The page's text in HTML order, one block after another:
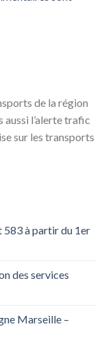
de la région
aussi l’alerte trafic
sur les transports
583 à partir du 1er
des services
Marseille –